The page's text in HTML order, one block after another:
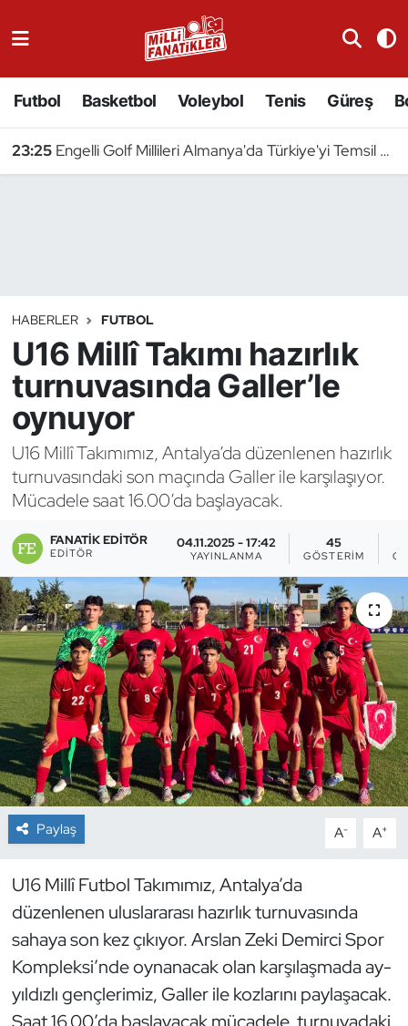
Futbol Basketbol Voleybol Tenis Güreş
23:25 Engelli Golf Millileri Almanya'da Türkiye'yi Temsil Edecek
HABERLER FUTBOL
U16 Millî Takımı hazırlık
turnuvasında Galler’le
oynuyor
U16 Millî Takımımız, Antalya’da düzenlenen hazırlık
turnuvasındaki son maçında Galler ile karşılaşıyor.
Mücadele saat 16.00’da başlayacak.
FANATIK EDITÖR
EDITÖR
04.11.2025 - 17:42
YAYINLANMA
45
GÖSTERIM
Paylaş A- A+
U16 Millî Futbol Takımımız, Antalya’da
düzenlenen uluslararası hazırlık turnuvasında
sahaya son kez çıkıyor. Arslan Zeki Demirci Spor
Kompleksi’nde oynanacak olan karşılaşmada ay-
yıldızlı gençlerimiz, Galler ile kozlarını paylaşacak.
Badminton
Binicilik
Bisiklet
Bocce Bowling Dart
Boks
Briç
Buz Hokeyi
Buz Pateni
Çim Hokeyi
Cimnastik
Curling
Dağcılık
Dövüş Sanatı
E-Spor
Eskrim